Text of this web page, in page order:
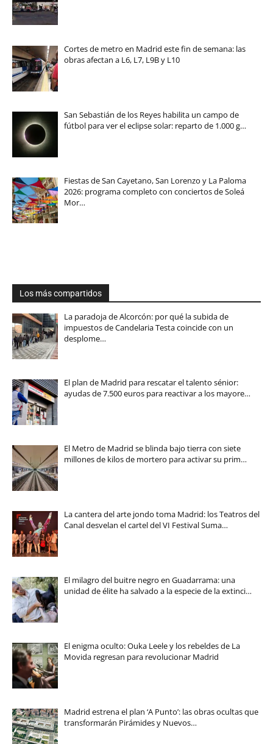
Cortes de metro en Madrid este fin de semana: las
obras afectan a L6, L7, L9B y L10
San Sebastián de los Reyes habilita un campo de
fútbol para ver el eclipse solar: reparto de 1.000 g…
Fiestas de San Cayetano, San Lorenzo y La Paloma
2026: programa completo con conciertos de Soleá
Mor…
Los más compartidos
La paradoja de Alcorcón: por qué la subida de
impuestos de Candelaria Testa coincide con un
desplome…
El plan de Madrid para rescatar el talento sénior:
ayudas de 7.500 euros para reactivar a los mayore…
El Metro de Madrid se blinda bajo tierra con siete
millones de kilos de mortero para activar su prim…
La cantera del arte jondo toma Madrid: los Teatros del
Canal desvelan el cartel del VI Festival Suma…
El milagro del buitre negro en Guadarrama: una
unidad de élite ha salvado a la especie de la extinci…
El enigma oculto: Ouka Leele y los rebeldes de La
Movida regresan para revolucionar Madrid
Madrid estrena el plan ‘A Punto’: las obras ocultas que
transformarán Pirámides y Nuevos…